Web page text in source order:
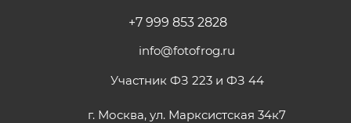
+7 999 853 2828
info@fotofrog.ru
Участник ФЗ 223 и ФЗ 44
г. Москва, ул. Марксистская 34к7